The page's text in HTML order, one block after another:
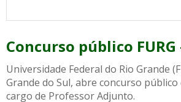
Concurso público FURG
Universidade Federal do Rio Grande
Grande do Sul, abre concurso público
cargo de Professor Adjunto.